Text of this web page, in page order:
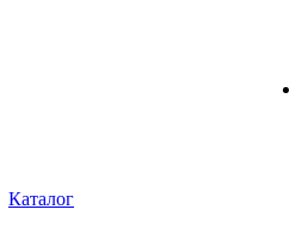
Каталог